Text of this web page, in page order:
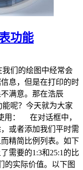
功能
们的绘图中经常会
息，但是在打印的时
满意。那在浩辰
呢？今天就为大家
用： 在对话框中，
或者添加我们平时需
精简比例列表。如下
需要的1:3和25:1的比
实际价值。以下图